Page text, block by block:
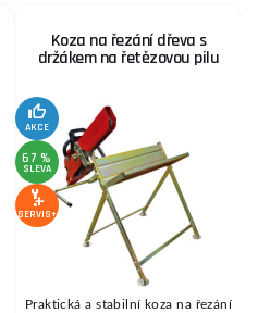
Koza na řezání dřeva s
držákem na řetězovou pilu
AKCE
67 %
SLEVA
SERVIS+
Praktická a stabilní koza na řezání